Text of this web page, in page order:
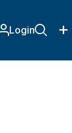
Login